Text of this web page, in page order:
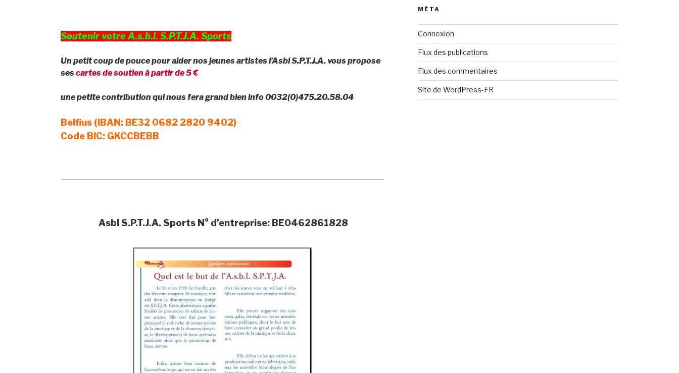
Soutenir votre A.s.b.l. S.P.T.J.A. Sports
Un petit coup de pouce pour aider nos jeunes artistes l’Asbl S.P.T.J.A. vous propose
ses cartes de soutien à partir de 5 €
une petite contribution qui nous fera grand bien info 0032(0)475.20.58.04
Belfius (IBAN: BE32 0682 2820 9402)
Code BIC: GKCCBEBB
Asbl S.P.T.J.A. Sports N° d’entreprise: BE0462861828
MÉTA
Connexion
Flux des publications
Flux des commentaires
Site de WordPress-FR